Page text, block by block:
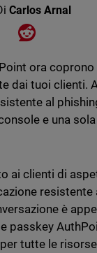
Carlos Arnal
Facebook
Share on XShare on
ora
dai tuoi clienti.
al
e una
ai clienti di
resistente
è
passkey
tutte le